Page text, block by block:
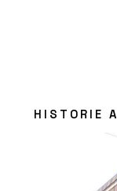
HISTORIE